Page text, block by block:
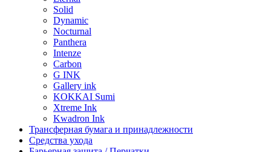
Solid
Dynamic
Nocturnal
Panthera
Intenze
Carbon
G INK
Gallery ink
KOKKAI Sumi
Xtreme Ink
Kwadron Ink
Трансферная бумага и принадлежности
Средства ухода